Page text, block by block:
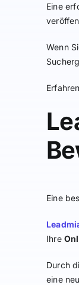
Eine
Wenn
Eine
Ihre
Durch
eine